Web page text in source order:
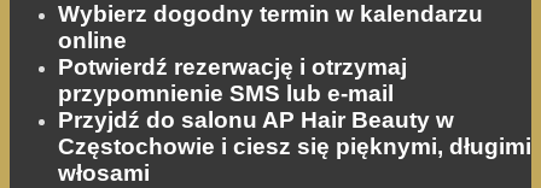
Wybierz dogodny termin w kalendarzu
online
Potwierdź rezerwację i otrzymaj
przypomnienie SMS lub e‑mail
Przyjdź do salonu AP Hair Beauty w
Częstochowie i ciesz się pięknymi, długimi
włosami